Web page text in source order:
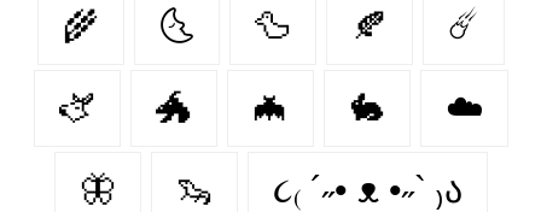
🌾 🌜 🦆 🍂 ☄️
🫏 🐲 🦇 🐇 ☁️
🦋 🦦 ૮₍ ´˶• ᴥ •˶` ₎ა